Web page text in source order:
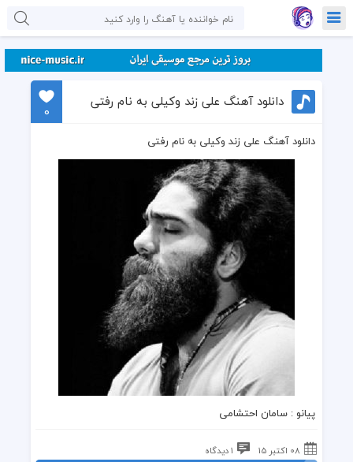
دانلود آهنگ علی زند وکیلی به نام رفتی
0
دانلود آهنگ علی زند وکیلی به نام رفتی
پیانو : سامان احتشامی
08 اکتبر 15 1 دیدگاه